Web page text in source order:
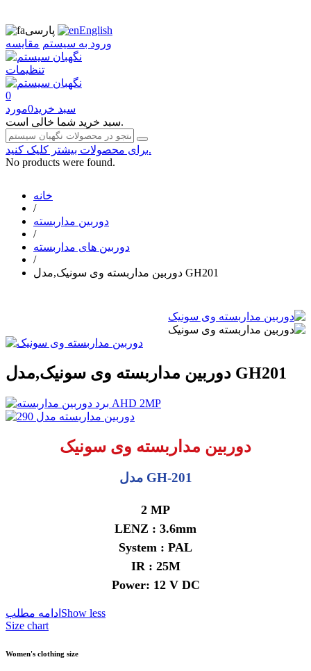
پارسی
English
ورود به سیستم مقایسه
تنظیمات
0
سبد خرید0مورد
سبد خرید شما خالی است.
برای محصولات بیشتر کلیک کنید.
No products were found.
خانه
/
دوربین مداربسته
/
دوربین های مداربسته
/
دوربین مداربسته وی سونیک,مدل GH201
دوربین مداربسته وی سونیک,مدل GH201
دوربین مداربسته وی سونیک
مدل GH-201
2 MP
LENZ : 3.6mm
System : PAL
IR : 25M
Power: 12 V DC
ادامه مطلب Show less
Size chart
Women's clothing size